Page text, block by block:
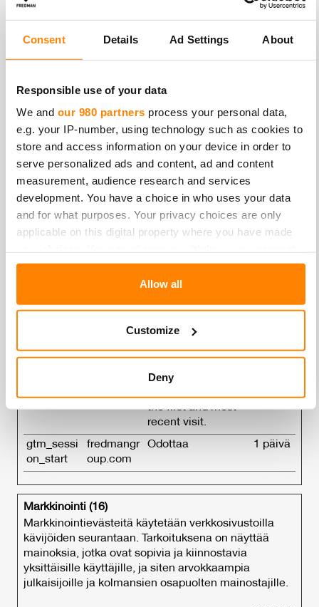
Consent Details Ad Settings About
Responsible use of your data
We and our 980 partners process your personal data,
e.g. your IP-number, using technology such as cookies to
store and access information on your device in order to
serve personalized ads and content, ad and content
measurement, audience research and services
development. You have a choice in who uses your data
and for what purposes. Your privacy choices are only
applicable on this digital property where you have made
any time from the Cookie Declaration or by clicking on the
and set your preferences in thedetails section
provide social media features and to analyse our traffic.
our social media, advertising and analytics partners who
may combine it with other information that you’ve
provided to them or that they’ve collected from your use
of their services.
Allow all
Customize
Deny
website, if possible.
Tilastot (3)
Tilastoevästeet auttavat sivuston omistajia
ymmärtämään, miten käyttäjät ovat
vuorovaikutuksessa sivustojen kanssa, keräämällä ja
raportoimalla tietoja nimettömästi.
Nimi Tarjoaja Tarkoitus
_ga Google
Registers a unique
ID that is used to
data on how the
visitor uses the
2
vuotta
Analytics to collect
data on the number
visited the website
the first and most
recent visit.
gtm_sessi
on_start
fredmangr
oup.com
Odottaa 1 päivä
Markkinointi (16)
Markkinointievästeitä käytetään verkkosivustoilla
kävijöiden seurantaan. Tarkoituksena on näyttää
mainoksia, jotka ovat sopivia ja kiinnostavia
yksittäisille käyttäjille, ja siten arvokkaampia
julkaisijoille ja kolmansien osapuolten mainostajille.